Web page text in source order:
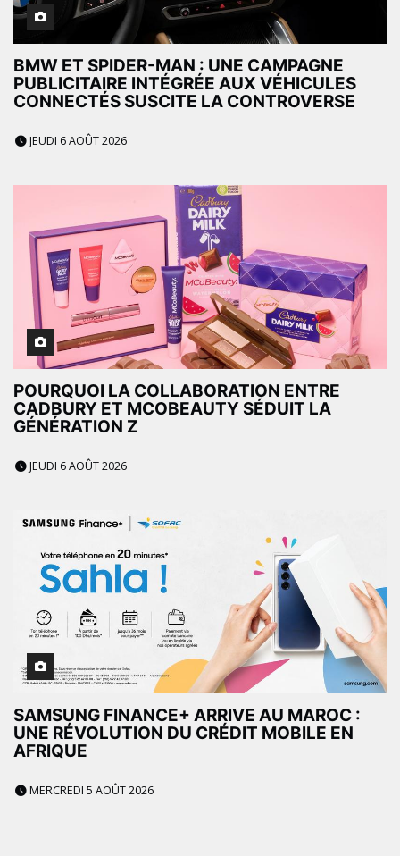
BMW ET SPIDER-MAN : UNE CAMPAGNE
PUBLICITAIRE INTÉGRÉE AUX VÉHICULES
CONNECTÉS SUSCITE LA CONTROVERSE
JEUDI 6 AOÛT 2026
POURQUOI LA COLLABORATION ENTRE
CADBURY ET MCOBEAUTY SÉDUIT LA
GÉNÉRATION Z
JEUDI 6 AOÛT 2026
SAMSUNG FINANCE+ ARRIVE AU MAROC :
UNE RÉVOLUTION DU CRÉDIT MOBILE EN
AFRIQUE
MERCREDI 5 AOÛT 2026